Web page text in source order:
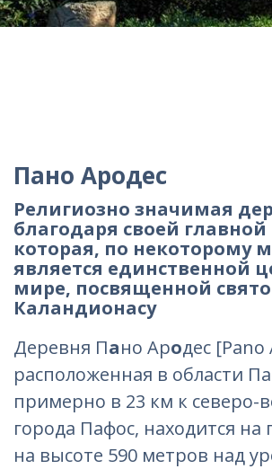
Пано Ародес
Религиозно значимая
благодаря своей
которая, по некоторому
является единственной
мире, посвященной
Каландионасу
Деревня Пано Ародес [Pano
расположенная в области
примерно в 23 км к северо-
города Пафос, находится на
на высоте 590 метров над